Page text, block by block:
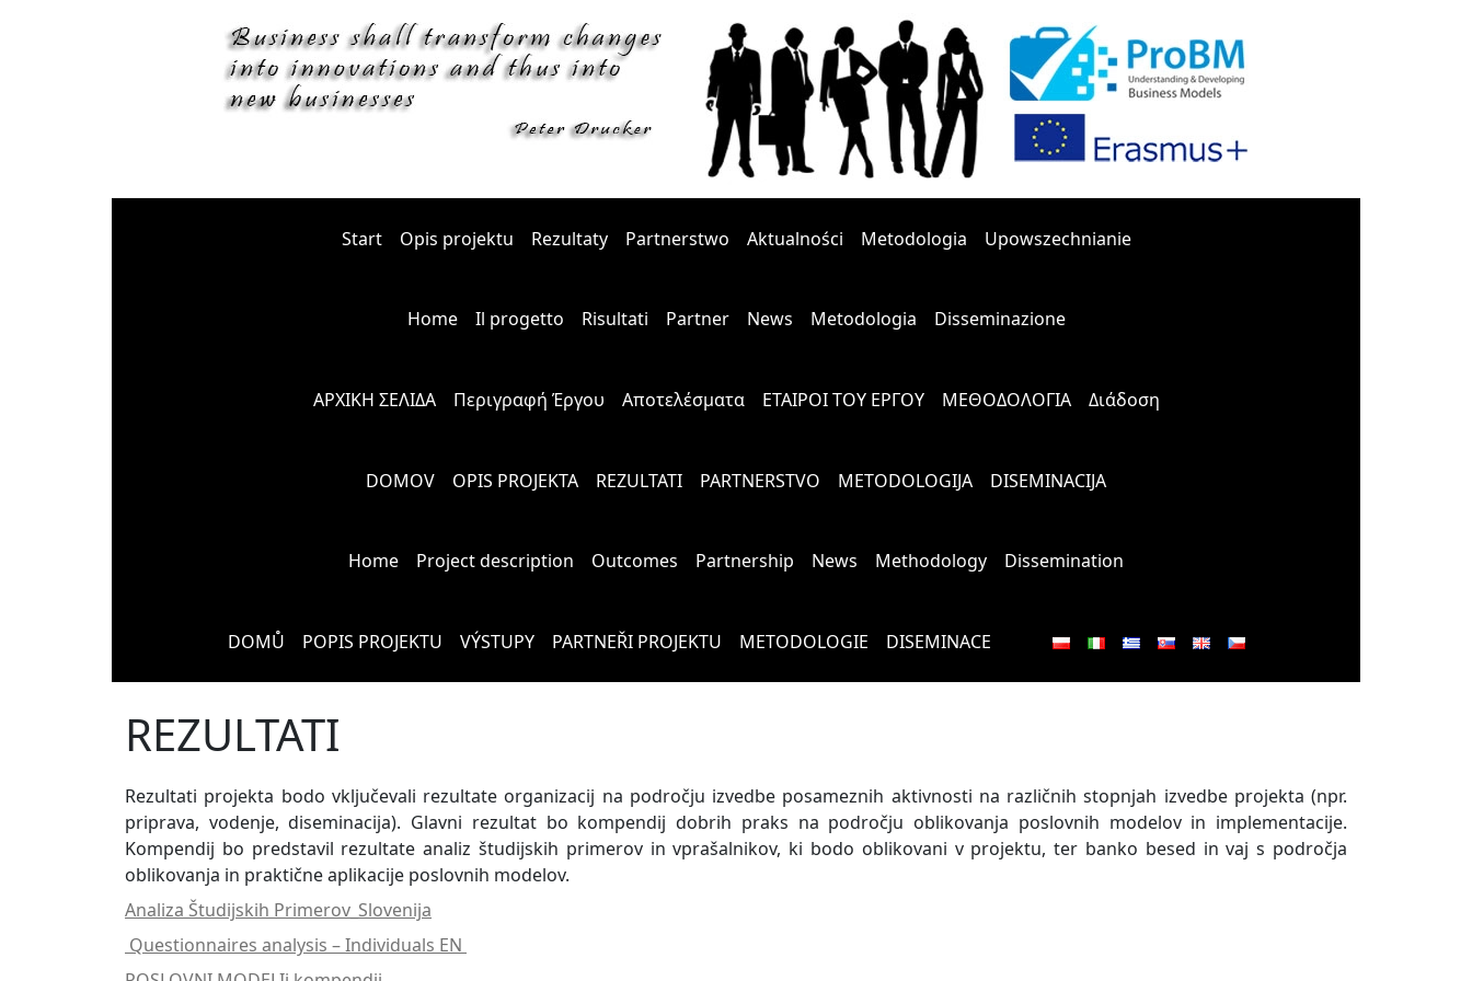
Start Opis projektu Rezultaty Partnerstwo Aktualności Metodologia Upowszechnianie
Home Il progetto Risultati Partner News Metodologia Disseminazione
ΑΡΧΙΚΗ ΣΕΛΙΔΑ Περιγραφή Έργου Αποτελέσματα ΕΤΑΙΡΟΙ ΤΟΥ ΕΡΓΟΥ ΜΕΘΟΔΟΛΟΓΙΑ Διάδοση
DOMOV OPIS PROJEKTA REZULTATI PARTNERSTVO METODOLOGIJA DISEMINACIJA
Home Project description Outcomes Partnership News Methodology Dissemination
DOMŮ POPIS PROJEKTU VÝSTUPY PARTNEŘI PROJEKTU METODOLOGIE DISEMINACE
REZULTATI
Rezultati projekta bodo vključevali rezultate organizacij na področju izvedbe posameznih aktivnosti na različnih stopnjah izvedbe projekta (npr.
priprava, vodenje, diseminacija). Glavni rezultat bo kompendij dobrih praks na področju oblikovanja poslovnih modelov in implementacije.
Kompendij bo predstavil rezultate analiz študijskih primerov in vprašalnikov, ki bodo oblikovani v projektu, ter banko besed in vaj s področja
oblikovanja in praktične aplikacije poslovnih modelov.
Analiza Študijskih Primerov_Slovenija
Questionnaires analysis – Individuals EN